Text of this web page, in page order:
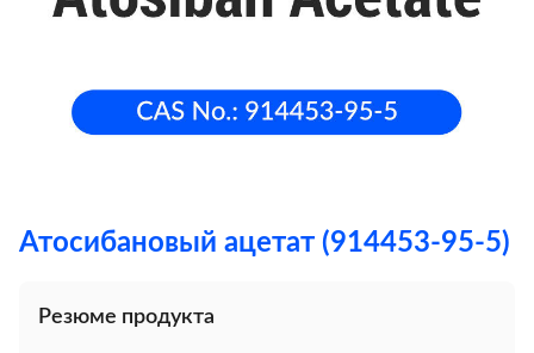
Атосибановый ацетат (914453-95-5)
Резюме продукта